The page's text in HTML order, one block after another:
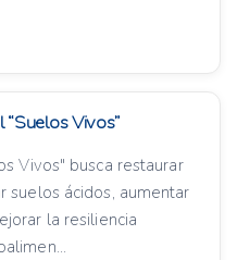
Vivos”
Vivos" busca restaurar
suelos ácidos, aumentar
la resiliencia